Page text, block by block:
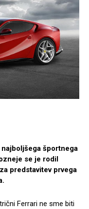
športnega
se je rodil
predstavitev prvega
Ferrari ne sme biti